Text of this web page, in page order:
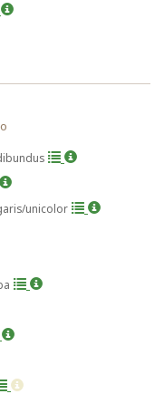
unicolor